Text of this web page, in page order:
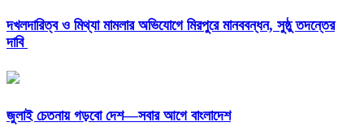
দখলদারিত্ব ও মিথ্যা মামলার অভিযোগে মিরপুরে মানববন্ধন, সুষ্ঠু তদন্তের
দাবি
জুলাই চেতনায় গড়বো দেশ—সবার আগে বাংলাদেশ